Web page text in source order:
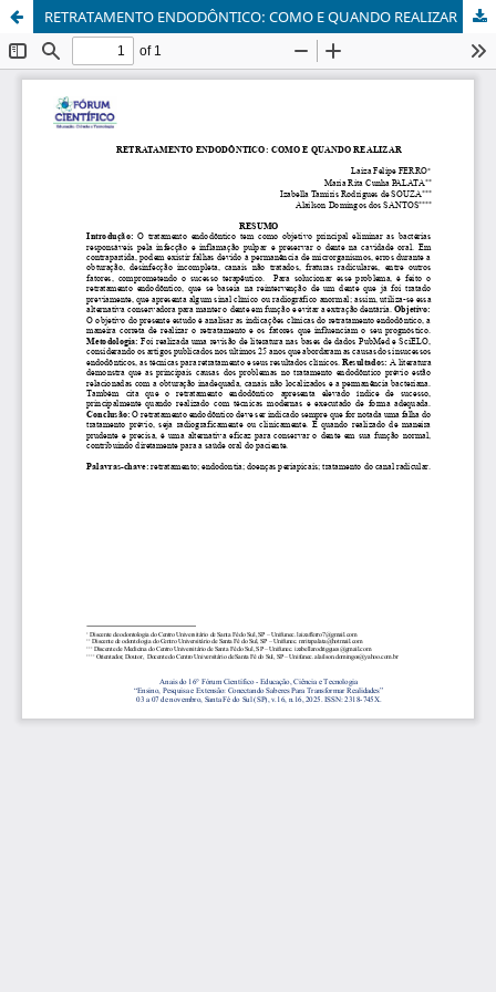
RETRATAMENTO ENDODÔNTICO: COMO E QUANDO REALIZAR